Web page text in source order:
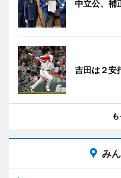
中立公、補
吉田は２
み